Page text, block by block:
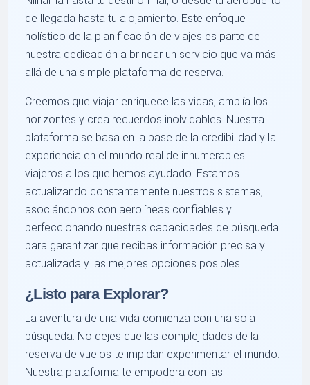
de llegada hasta tu alojamiento. Este enfoque
holístico de la planificación de viajes es parte de
nuestra dedicación a brindar un servicio que va más
allá de una simple plataforma de reserva.
Creemos que viajar enriquece las vidas, amplía los
horizontes y crea recuerdos inolvidables. Nuestra
plataforma se basa en la base de la credibilidad y la
experiencia en el mundo real de innumerables
viajeros a los que hemos ayudado. Estamos
actualizando constantemente nuestros sistemas,
asociándonos con aerolíneas confiables y
perfeccionando nuestras capacidades de búsqueda
para garantizar que recibas información precisa y
actualizada y las mejores opciones posibles.
¿Listo para Explorar?
La aventura de una vida comienza con una sola
búsqueda. No dejes que las complejidades de la
reserva de vuelos te impidan experimentar el mundo.
Nuestra plataforma te empodera con las